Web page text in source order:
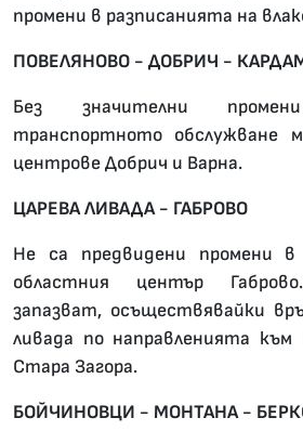
промени в разписанията на
ПОВЕЛЯНОВО - ДОБРИЧ -
Без значителни
транспортното обслужване
центрове Добрич и Варна.
ЦАРЕВА ЛИВАДА - ГАБРОВО
Не са предвидени промени в
областния център
запазват, осъществявайки
ливада по направленията към
Стара Загора.
БОЙЧИНОВЦИ - МОНТАНА -